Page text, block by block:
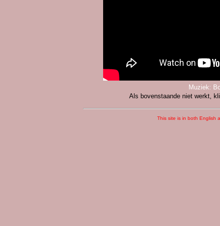
Muziek:
Als bovenstaande niet werkt,
This site is in both English